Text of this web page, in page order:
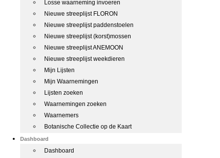
Losse waarneming invoeren
Nieuwe streeplijst FLORON
Nieuwe streeplijst paddenstoelen
Nieuwe streeplijst (korst)mossen
Nieuwe streeplijst ANEMOON
Nieuwe streeplijst weekdieren
Mijn Lijsten
Mijn Waarnemingen
Lijsten zoeken
Waarnemingen zoeken
Waarnemers
Botanische Collectie op de Kaart
Dashboard
Dashboard